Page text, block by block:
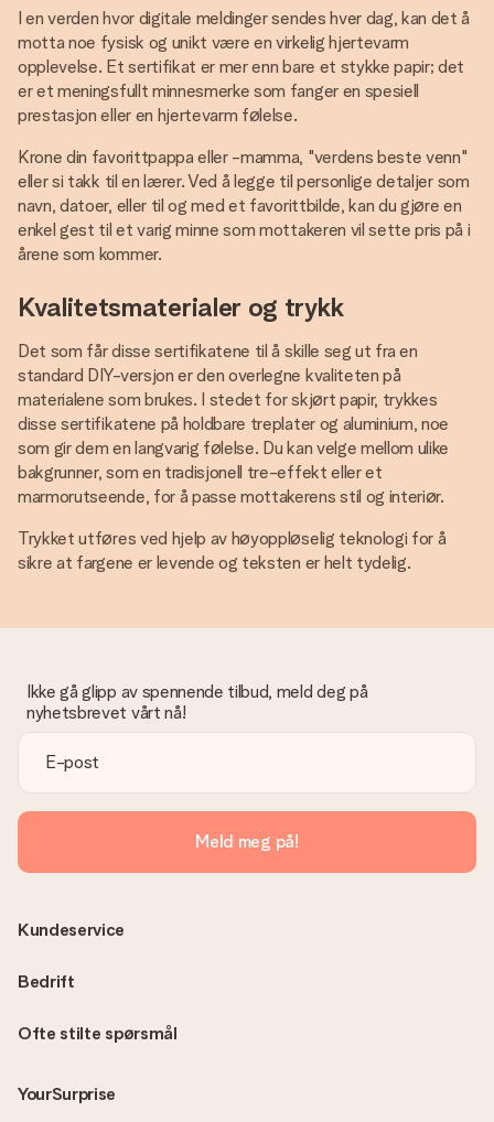
I en verden hvor digitale meldinger sendes hver dag, kan det å
motta noe fysisk og unikt være en virkelig hjertevarm
opplevelse. Et sertifikat er mer enn bare et stykke papir; det
er et meningsfullt minnesmerke som fanger en spesiell
prestasjon eller en hjertevarm følelse.
Krone din favorittpappa eller -mamma, "verdens beste venn"
eller si takk til en lærer. Ved å legge til personlige detaljer som
navn, datoer, eller til og med et favorittbilde, kan du gjøre en
enkel gest til et varig minne som mottakeren vil sette pris på i
årene som kommer.
Kvalitetsmaterialer og trykk
Det som får disse sertifikatene til å skille seg ut fra en
standard DIY-versjon er den overlegne kvaliteten på
materialene som brukes. I stedet for skjørt papir, trykkes
disse sertifikatene på holdbare treplater og aluminium, noe
som gir dem en langvarig følelse. Du kan velge mellom ulike
bakgrunner, som en tradisjonell tre-effekt eller et
marmorutseende, for å passe mottakerens stil og interiør.
Trykket utføres ved hjelp av høyoppløselig teknologi for å
sikre at fargene er levende og teksten er helt tydelig.
Ikke gå glipp av spennende tilbud, meld deg på
nyhetsbrevet vårt nå!
Meld meg på!
Ofte stilte spørsmål
YourSurprise
Kundeservice
Bedrift